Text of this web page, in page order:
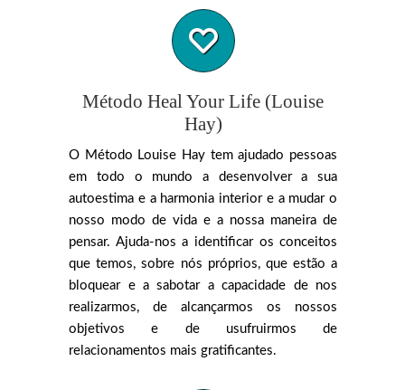
Método Heal Your Life (Louise
Hay)
O Método Louise Hay tem ajudado pessoas
em todo o mundo a desenvolver a sua
autoestima e a harmonia interior e a mudar o
nosso modo de vida e a nossa maneira de
pensar. Ajuda-nos a identificar os conceitos
que temos, sobre nós próprios, que estão a
bloquear e a sabotar a capacidade de nos
realizarmos, de alcançarmos os nossos
objetivos e de usufruirmos de
relacionamentos mais gratificantes.